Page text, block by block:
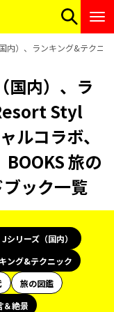
内）、ランキング&テクニ
国内）、ラ
Styl
ルコラボ、
旅の
ック一覧
シリーズ（国内）
ング&テクニック
旅の図鑑
＆絶景